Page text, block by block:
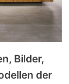
Bilder,
der